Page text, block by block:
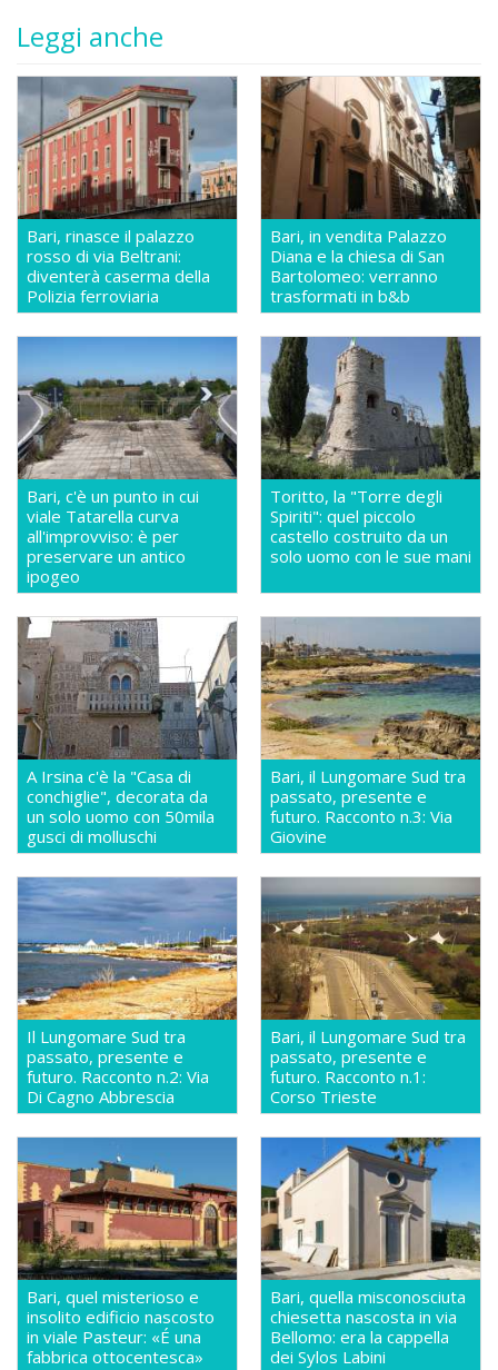
Leggi anche
Bari, rinasce il palazzo
rosso di via Beltrani:
diventerà caserma della
Polizia ferroviaria
Bari, in vendita Palazzo
Diana e la chiesa di San
Bartolomeo: verranno
trasformati in b&b
Bari, c'è un punto in cui
viale Tatarella curva
all'improvviso: è per
preservare un antico
ipogeo
Toritto, la "Torre degli
Spiriti": quel piccolo
castello costruito da un
solo uomo con le sue mani
A Irsina c'è la "Casa di
conchiglie", decorata da
un solo uomo con 50mila
gusci di molluschi
Bari, il Lungomare Sud tra
passato, presente e
futuro. Racconto n.3: Via
Giovine
Il Lungomare Sud tra
passato, presente e
futuro. Racconto n.2: Via
Di Cagno Abbrescia
Bari, il Lungomare Sud tra
passato, presente e
futuro. Racconto n.1:
Corso Trieste
Bari, quel misterioso e
insolito edificio nascosto
in viale Pasteur: «É una
fabbrica ottocentesca»
Bari, quella misconosciuta
chiesetta nascosta in via
Bellomo: era la cappella
dei Sylos Labini